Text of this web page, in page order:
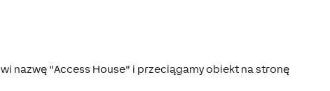
nazwę "Access House" i przeciągamy obiekt na stronę